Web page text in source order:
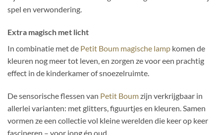
spel en verwondering.
Extra magisch met licht
In combinatie met de Petit Boum magische lamp komen de
kleuren nog meer tot leven, en zorgen ze voor een prachtig
effect in de kinderkamer of snoezelruimte.
De sensorische flessen van Petit Boumzijn verkrijgbaar in
allerlei varianten: met glitters, figuurtjes en kleuren. Samen
vormen ze een collectie vol kleine werelden die keer op keer
fascineren – voor jong én oud.